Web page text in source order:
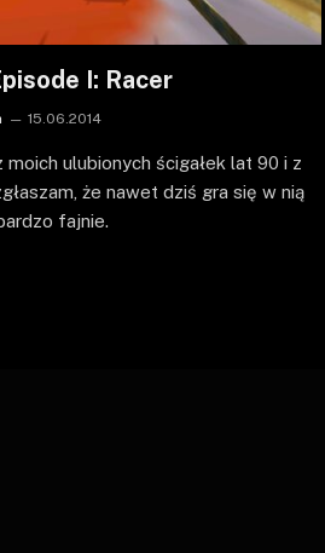
I: Racer
15.06.2014
moich ulubionych ścigałek lat 90 i z
że nawet dziś gra się w nią
fajnie.